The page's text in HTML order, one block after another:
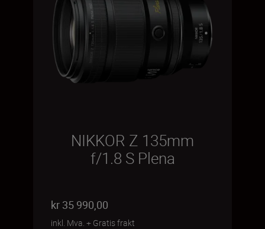
NIKKOR Z 135mm
f/1.8 S Plena
kr 35 990,00
inkl. Mva. + Gratis frakt